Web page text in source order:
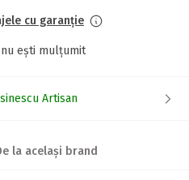
cu garanție
ești mulțumit
Artisan
la același brand